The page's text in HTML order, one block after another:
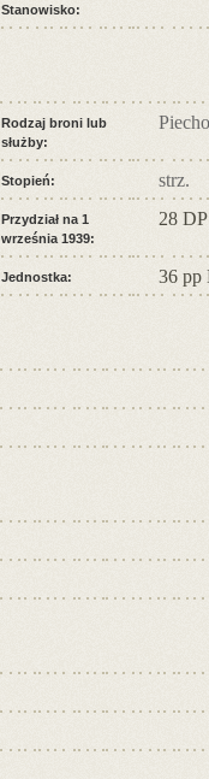
Stanowisko:
Rodzaj broni lub
służby:
Stopień: strz.
Przydział na 1
września 1939:
28 DP
Jednostka: 36 pp